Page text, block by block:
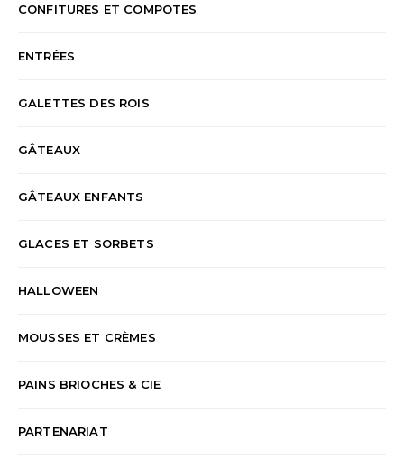
CONFITURES ET COMPOTES
ENTRÉES
GALETTES DES ROIS
GÂTEAUX
GÂTEAUX ENFANTS
GLACES ET SORBETS
HALLOWEEN
MOUSSES ET CRÈMES
PAINS BRIOCHES & CIE
PARTENARIAT